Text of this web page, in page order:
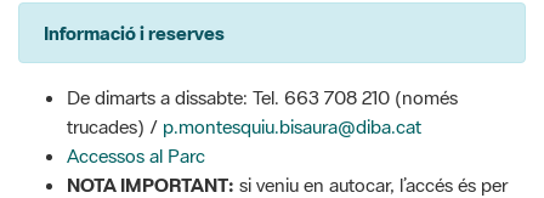
Informació i reserves
De dimarts a dissabte: Tel. 663 708 210 (només
trucades) / p.montesquiu.bisaura@diba.cat
Accessos al Parc
NOTA IMPORTANT: si veniu en autocar, l’accés és per